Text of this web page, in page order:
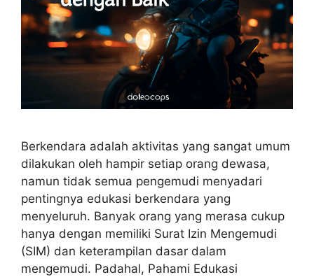
Berkendara adalah aktivitas yang sangat umum
dilakukan oleh hampir setiap orang dewasa,
namun tidak semua pengemudi menyadari
pentingnya edukasi berkendara yang
menyeluruh. Banyak orang yang merasa cukup
hanya dengan memiliki Surat Izin Mengemudi
(SIM) dan keterampilan dasar dalam
mengemudi. Padahal, Pahami Edukasi